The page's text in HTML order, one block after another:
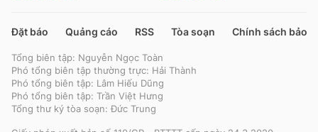
Tổng biên tập: Nguyễn Ngọc Toàn
Phó tổng biên tập thường trực: Hải Thành
Phó tổng biên tập: Lâm Hiếu Dũng
Phó tổng biên tập: Trần Việt Hưng
Đặt báo Quảng cáo RSS Tòa soạn Chính sách bảo
Tổng biên tập: Nguyễn Ngọc Toàn
Phó tổng biên tập thường trực: Hải Thành
Phó tổng biên tập: Lâm Hiếu Dũng
Phó tổng biên tập: Trần Việt Hưng
Tổng thư ký tòa soạn: Đức Trung